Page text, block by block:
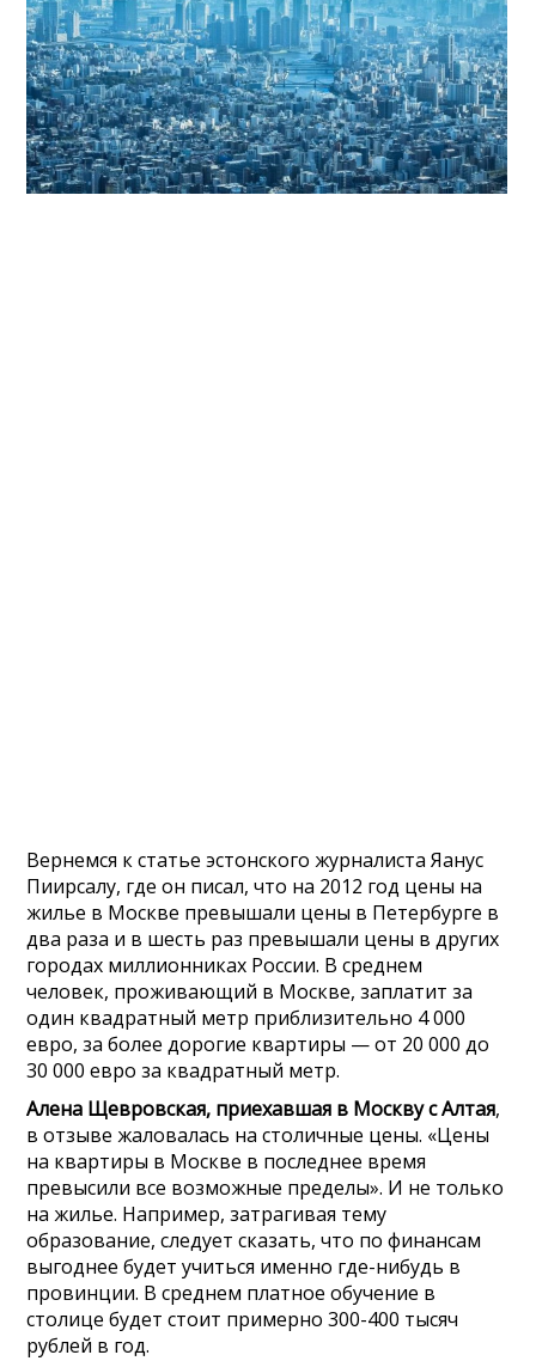
Вернемся к статье эстонского журналиста Яанус
Пиирсалу, где он писал, что на 2012 год цены на
жилье в Москве превышали цены в Петербурге в
два раза и в шесть раз превышали цены в других
городах миллионниках России. В среднем
человек, проживающий в Москве, заплатит за
один квадратный метр приблизительно 4 000
евро, за более дорогие квартиры — от 20 000 до
30 000 евро за квадратный метр.
Алена Щевровская, приехавшая в Москву с Алтая,
в отзыве жаловалась на столичные цены. «Цены
на квартиры в Москве в последнее время
превысили все возможные пределы». И не только
на жилье. Например, затрагивая тему
образование, следует сказать, что по финансам
выгоднее будет учиться именно где-нибудь в
провинции. В среднем платное обучение в
столице будет стоит примерно 300-400 тысяч
рублей в год.